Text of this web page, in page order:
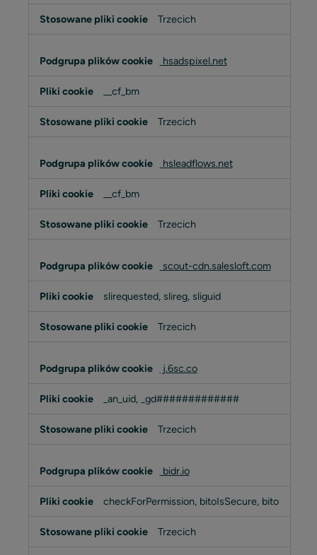
Trzecich
hsadspixel.net
__cf_bm
Trzecich
hsleadflows.net
__cf_bm
Trzecich
scout-cdn.salesloft.com
slirequested, slireg, sliguid
Trzecich
j.6sc.co
_an_uid, _gd#############
Trzecich
bidr.io
checkForPermission, bitoIsSecure, bito
Trzecich